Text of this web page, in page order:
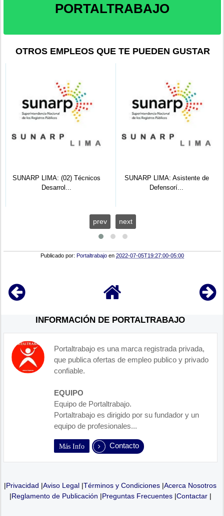
PORTALTRABAJO
OTROS EMPLEOS QUE TE PUEDEN GUSTAR
SUNARP LIMA: (02) Técnicos
Desarrol...
SUNARP LIMA: Asistente de
Defensorí...
prev next
Publicado por: Portaltrabajo en2022-07-05T19:27:00-05:00
INFORMACIÓN DE PORTALTRABAJO
Portaltrabajo es una marca registrada privada,
que publica ofertas de empleo publico y privado
confiable.
EQUIPO
Equipo de Portaltrabajo.
Portaltrabajo es dirigido por su fundador y un
equipo de profesionales...
Más Info Contacto
|Privacidad |Aviso Legal |Términos y Condiciones |Acerca Nosotros
|Reglamento de Publicación |Preguntas Frecuentes|Contactar|